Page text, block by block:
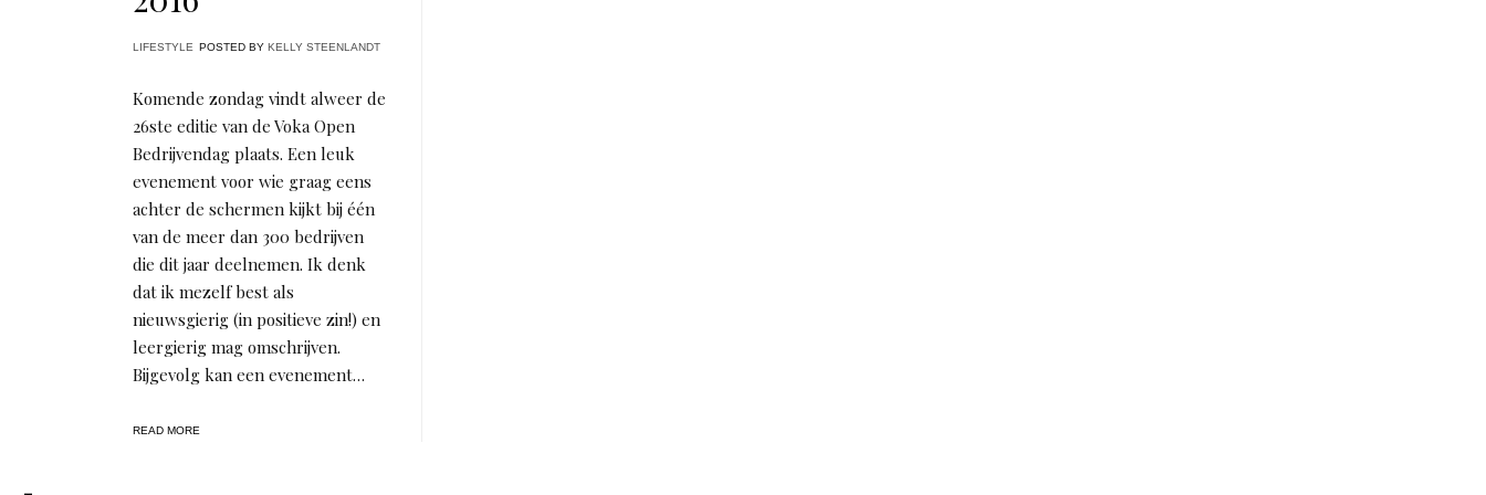
LIFESTYLE POSTED BY KELLY STEENLANDT
Komende zondag vindt alweer de
26ste editie van de Voka Open
Bedrijvendag plaats. Een leuk
evenement voor wie graag eens
achter de schermen kijkt bij één
van de meer dan 300 bedrijven
die dit jaar deelnemen. Ik denk
dat ik mezelf best als
nieuwsgierig (in positieve zin!) en
leergierig mag omschrijven.
Bijgevolg kan een evenement…
READ MORE